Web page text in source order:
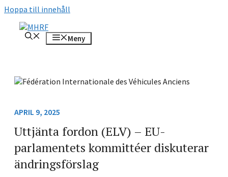
Hoppa till innehåll
Meny
APRIL 9, 2025
Uttjänta fordon (ELV) – EU-
parlamentets kommittéer diskuterar
ändringsförslag